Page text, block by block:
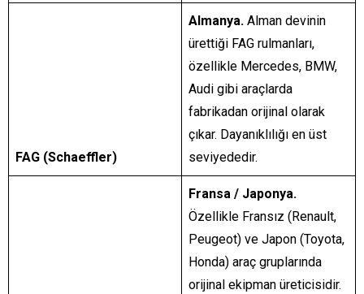
FAG (Schaeffler)
Almanya. Alman devinin
ürettiği FAG rulmanları,
özellikle Mercedes, BMW,
Audi gibi araçlarda
fabrikadan orijinal olarak
çıkar. Dayanıklılığı en üst
seviyededir.
Fransa / Japonya.
Özellikle Fransız (Renault,
Peugeot) ve Japon (Toyota,
Honda) araç gruplarında
orijinal ekipman üreticisidir.